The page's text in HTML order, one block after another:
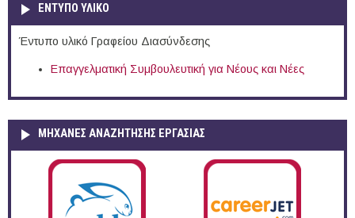
ΕΝΤΥΠΟ ΥΛΙΚΟ
Έντυπο υλικό Γραφείου Διασύνδεσης
Επαγγελματική Συμβουλευτική για Νέους και Νέες
ΜΗΧΑΝΕΣ ΑΝΑΖΗΤΗΣΗΣ ΕΡΓΑΣΙΑΣ